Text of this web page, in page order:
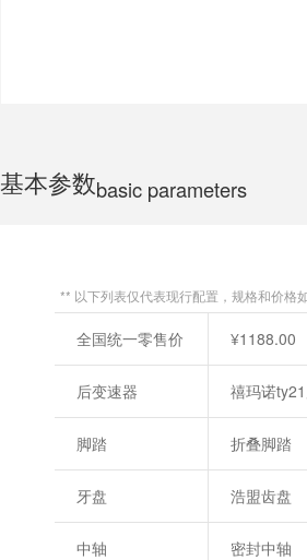
基本参数basic parameters
** 以下列表仅代表现行配置，规格和价格
全国统一零售价 ¥1188.00
后变速器 禧玛诺
脚踏 折叠脚踏
牙盘 浩盟齿盘
中轴 密封中轴